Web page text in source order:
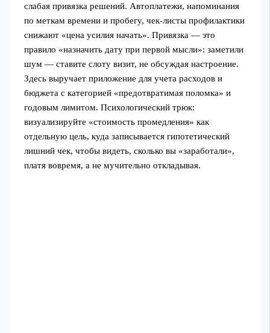
слабая привязка решений. Автоплатежи, напоминания
по меткам времени и пробегу, чек‑листы профилактики
снижают «цена усилия начать». Привязка — это
правило «назначить дату при первой мысли»: заметили
шум — ставите слоту визит, не обсуждая настроение.
Здесь выручает приложение для учета расходов и
бюджета с категорией «предотвратимая поломка» и
годовым лимитом. Психологический трюк:
визуализируйте «стоимость промедления» как
отдельную цель, куда записывается гипотетический
лишний чек, чтобы видеть, сколько вы «заработали»,
платя вовремя, а не мучительно откладывая.